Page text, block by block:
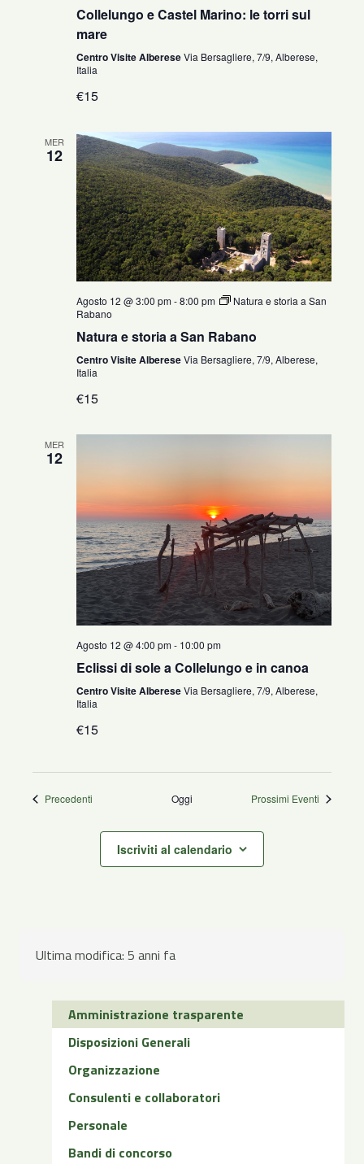
Collelungo e Castel Marino: le torri sul
mare
Centro Visite AlbereseVia Bersagliere, 7/9, Alberese,
Italia
€15
MER
12
Agosto 12 @ 3:00 pm-8:00 pm
Natura e storia a San
Rabano
Natura e storia a San Rabano
Centro Visite AlbereseVia Bersagliere, 7/9, Alberese,
Italia
€15
MER
12
Agosto 12 @ 4:00 pm- 10:00 pm
Eclissi di sole a Collelungo e in canoa
Centro Visite AlbereseVia Bersagliere, 7/9, Alberese,
Italia
€15
Eventi
Precedenti Oggi Prossimi Eventi
Iscriviti al calendario
Ultima modifica: 5 anni fa
Amministrazione trasparente
Disposizioni Generali
Organizzazione
Consulenti e collaboratori
Personale
Bandi di concorso